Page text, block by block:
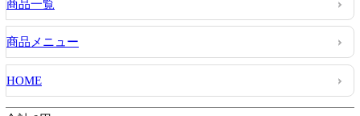
商品一覧
商品メニュー
HOME